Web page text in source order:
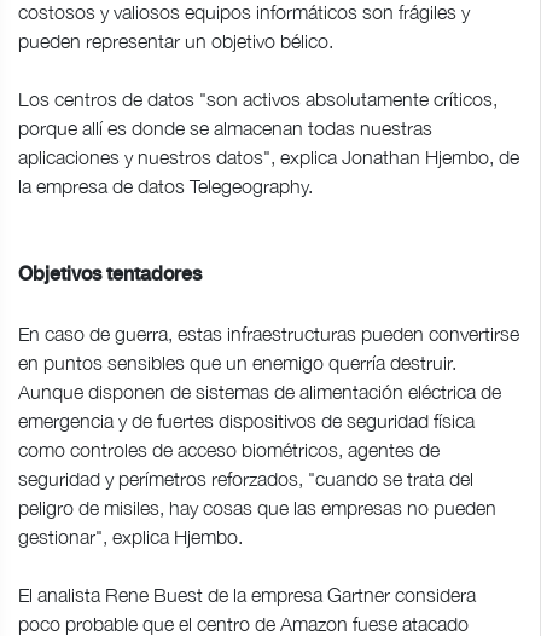
costosos y valiosos equipos informáticos son frágiles y
pueden representar un objetivo bélico.
Los centros de datos "son activos absolutamente críticos,
porque allí es donde se almacenan todas nuestras
aplicaciones y nuestros datos", explica Jonathan Hjembo, de
la empresa de datos Telegeography.
Objetivos tentadores
En caso de guerra, estas infraestructuras pueden convertirse
en puntos sensibles que un enemigo querría destruir.
Aunque disponen de sistemas de alimentación eléctrica de
emergencia y de fuertes dispositivos de seguridad física
como controles de acceso biométricos, agentes de
seguridad y perímetros reforzados, "cuando se trata del
peligro de misiles, hay cosas que las empresas no pueden
gestionar", explica Hjembo.
El analista Rene Buest de la empresa Gartner considera
poco probable que el centro de Amazon fuese atacado